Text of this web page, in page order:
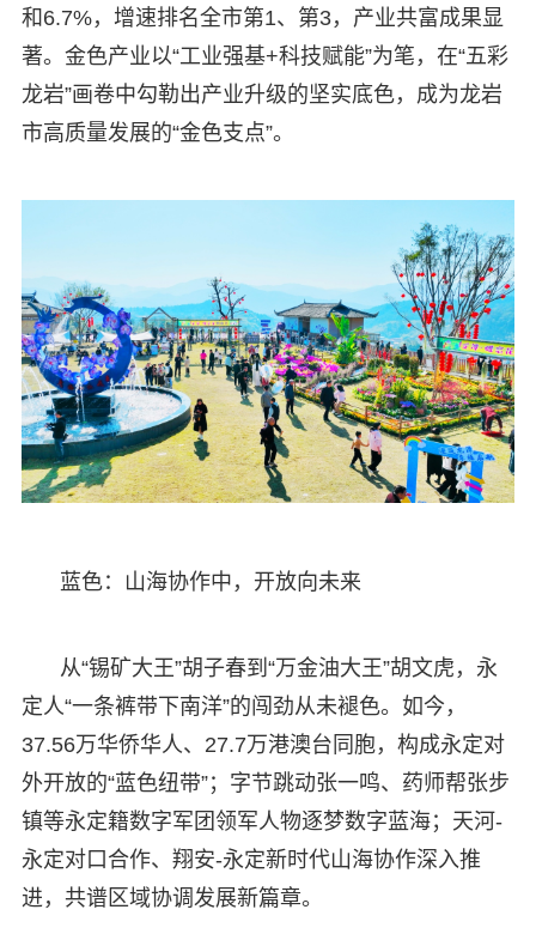
和6.7%，增速排名全市第1、第3，产业共富成果显
著。金色产业以“工业强基+科技赋能”为笔，在“五彩
龙岩”画卷中勾勒出产业升级的坚实底色，成为龙岩
市高质量发展的“金色支点”。
蓝色：山海协作中，开放向未来
从“锡矿大王”胡子春到“万金油大王”胡文虎，永
定人“一条裤带下南洋”的闯劲从未褪色。如今，
37.56万华侨华人、27.7万港澳台同胞，构成永定对
外开放的“蓝色纽带”；字节跳动张一鸣、药师帮张步
镇等永定籍数字军团领军人物逐梦数字蓝海；天河-
永定对口合作、翔安-永定新时代山海协作深入推
进，共谱区域协调发展新篇章。